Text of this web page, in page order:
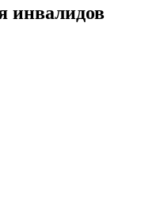
инвалидов